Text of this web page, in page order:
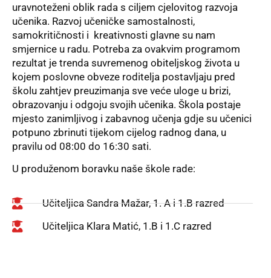
uravnoteženi oblik rada s ciljem cjelovitog razvoja
učenika. Razvoj učeničke samostalnosti,
samokritičnosti i kreativnosti glavne su nam
smjernice u radu. Potreba za ovakvim programom
rezultat je trenda suvremenog obiteljskog života u
kojem poslovne obveze roditelja postavljaju pred
školu zahtjev preuzimanja sve veće uloge u brizi,
obrazovanju i odgoju svojih učenika. Škola postaje
mjesto zanimljivog i zabavnog učenja gdje su učenici
potpuno zbrinuti tijekom cijelog radnog dana, u
pravilu od 08:00 do 16:30 sati.
U produženom boravku naše škole rade:
Učiteljica Sandra Mažar, 1. A i 1.B razred
Učiteljica Klara Matić, 1.B i 1.C razred